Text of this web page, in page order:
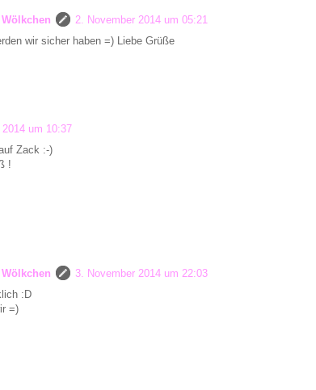
2. November 2014 um 05:21
wir sicher haben =) Liebe Grüße
um 10:37
Zack :-)
!
3. November 2014 um 22:03
:D
=)